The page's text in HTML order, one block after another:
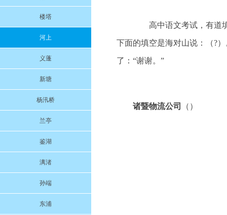
楼塔
河上
义蓬
新塘
杨汛桥
兰亭
鉴湖
漓渚
孙端
东浦
高中语文考试，有道填
下面的填空是海对山说：（?
了：“谢谢。”
诸暨物流公司 （）